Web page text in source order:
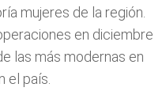
mujeres de la región.
en diciembre
las más modernas en
el país.